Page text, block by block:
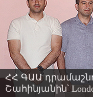
ՀՀ ԳԱԱ
Շահինյանին՝